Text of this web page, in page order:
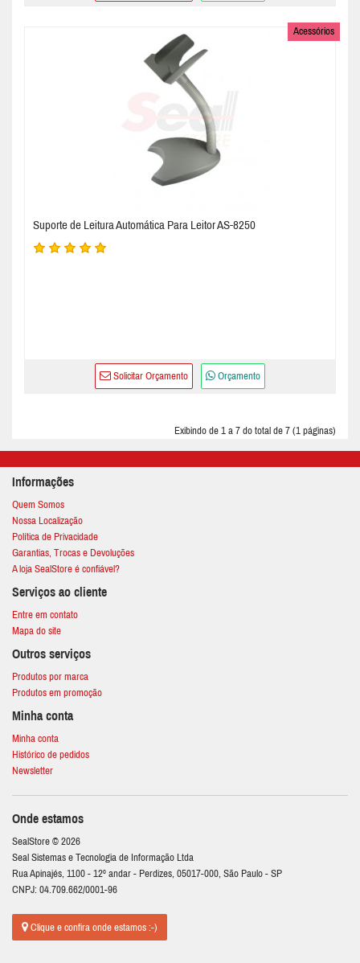
Acessórios
Suporte de Leitura Automática Para Leitor AS-8250
Solicitar Orçamento Orçamento
Exibindo de 1 a 7 do total de 7 (1 páginas)
Informações
Quem Somos
Nossa Localização
Política de Privacidade
Garantias, Trocas e Devoluções
A loja SealStore é confiável?
Serviços ao cliente
Entre em contato
Mapa do site
Outros serviços
Produtos por marca
Produtos em promoção
Minha conta
Minha conta
Histórico de pedidos
Newsletter
Onde estamos
SealStore © 2026
Seal Sistemas e Tecnologia de Informação Ltda
Rua Apinajés, 1100 - 12º andar - Perdizes, 05017-000, São Paulo - SP
CNPJ: 04.709.662/0001-96
Clique e confira onde estamos :-)